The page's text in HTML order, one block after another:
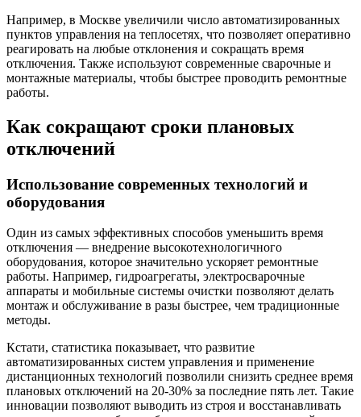
Например, в Москве увеличили число автоматизированных
пунктов управления на теплосетях, что позволяет оперативно
реагировать на любые отклонения и сокращать время
отключения. Также используют современные сварочные и
монтажные материалы, чтобы быстрее проводить ремонтные
работы.
Как сокращают сроки плановых
отключений
Использование современных технологий и
оборудования
Один из самых эффективных способов уменьшить время
отключения — внедрение высокотехнологичного
оборудования, которое значительно ускоряет ремонтные
работы. Например, гидроагрегаты, электросварочные
аппараты и мобильные системы очистки позволяют делать
монтаж и обслуживание в разы быстрее, чем традиционные
методы.
Кстати, статистика показывает, что развитие
автоматизированных систем управления и применение
дистанционных технологий позволили снизить среднее время
плановых отключений на 20-30% за последние пять лет. Такие
инновации позволяют выводить из строя и восстанавливать